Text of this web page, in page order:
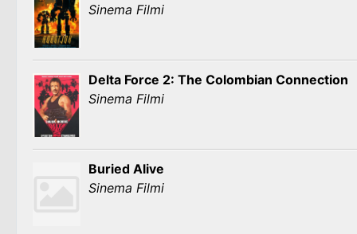
Sinema Filmi
Delta Force 2: The Colombian Connection
Sinema Filmi
Buried Alive
Sinema Filmi